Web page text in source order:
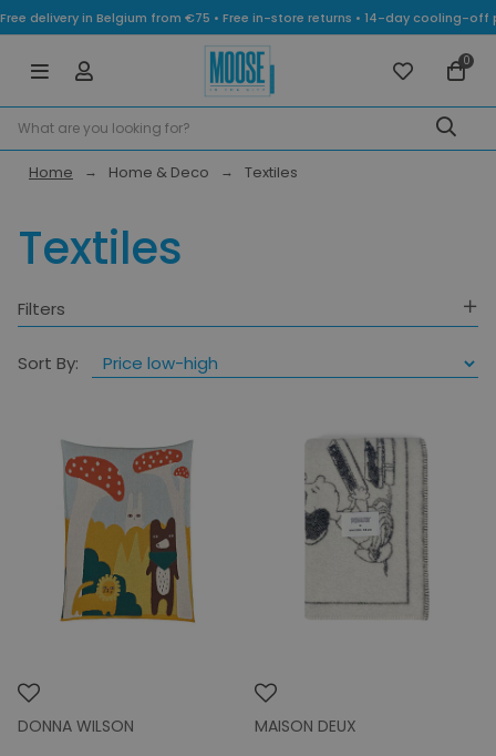
Free delivery in Belgium from €75 • Free in-store returns • 14-day cooling-
0
Home Home & Deco Textiles
Textiles
Filters
Category
Sort By:
DONNA WILSON MAISON DEUX